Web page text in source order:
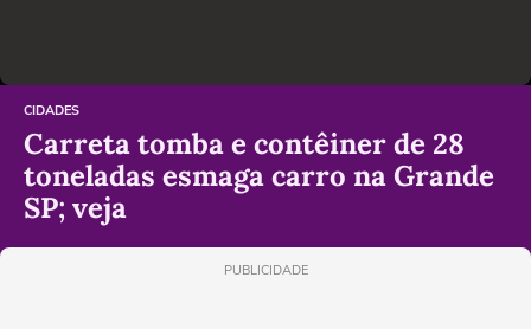
CIDADES
Carreta tomba e contêiner de 28
toneladas esmaga carro na Grande
SP; veja
PUBLICIDADE